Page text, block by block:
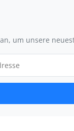
um unsere